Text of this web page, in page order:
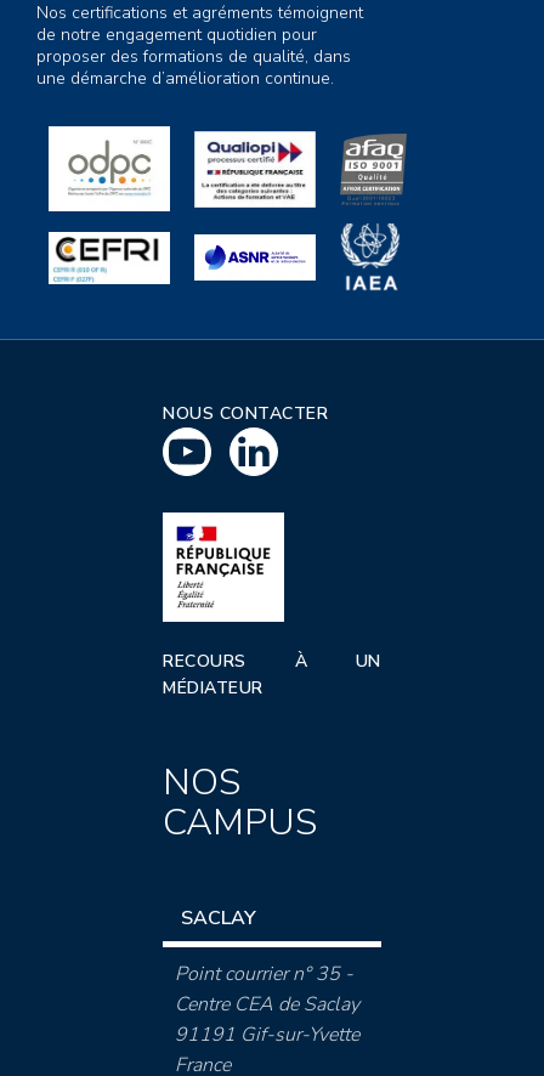
Nos certifications et agréments témoignent
de notre engagement quotidien pour
proposer des formations de qualité, dans
une démarche d’amélioration continue.
NOUS CONTACTER
RECOURS À UN
MÉDIATEUR
NOS
CAMPUS
SACLAY
Point courrier n° 35 -
Centre CEA de Saclay
91191 Gif-sur-Yvette
France